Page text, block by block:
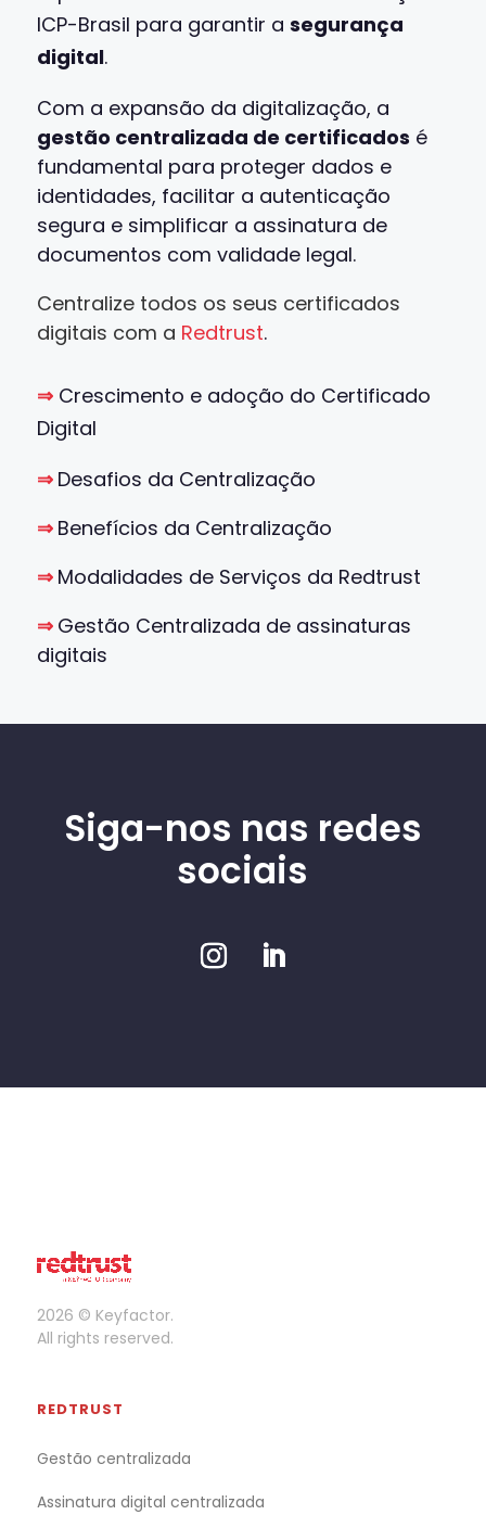
ICP-Brasil para garantir a segurança
digital.
Com a expansão da digitalização, a
gestão centralizada de certificados é
fundamental para proteger dados e
identidades, facilitar a autenticação
segura e simplificar a assinatura de
documentos com validade legal.
Centralize todos os seus certificados
digitais com a Redtrust.
⇒Crescimento e adoção do Certificado
Digital
⇒ Desafios da Centralização
⇒ Benefícios da Centralização
⇒ Modalidades de Serviços da Redtrust
⇒ Gestão Centralizada de assinaturas
digitais
Siga-nos nas redes
sociais
2026 © Keyfactor.
All rights reserved.
REDTRUST
Gestão centralizada
Assinatura digital centralizada